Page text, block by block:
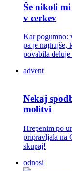
Še nikoli
v cerkev
Kar pogumno:
pa je najhujše,
povabila deluje
advent
Nekaj
molitvi
Hrepenim po
pripravljala na
skupaj!
odnosi